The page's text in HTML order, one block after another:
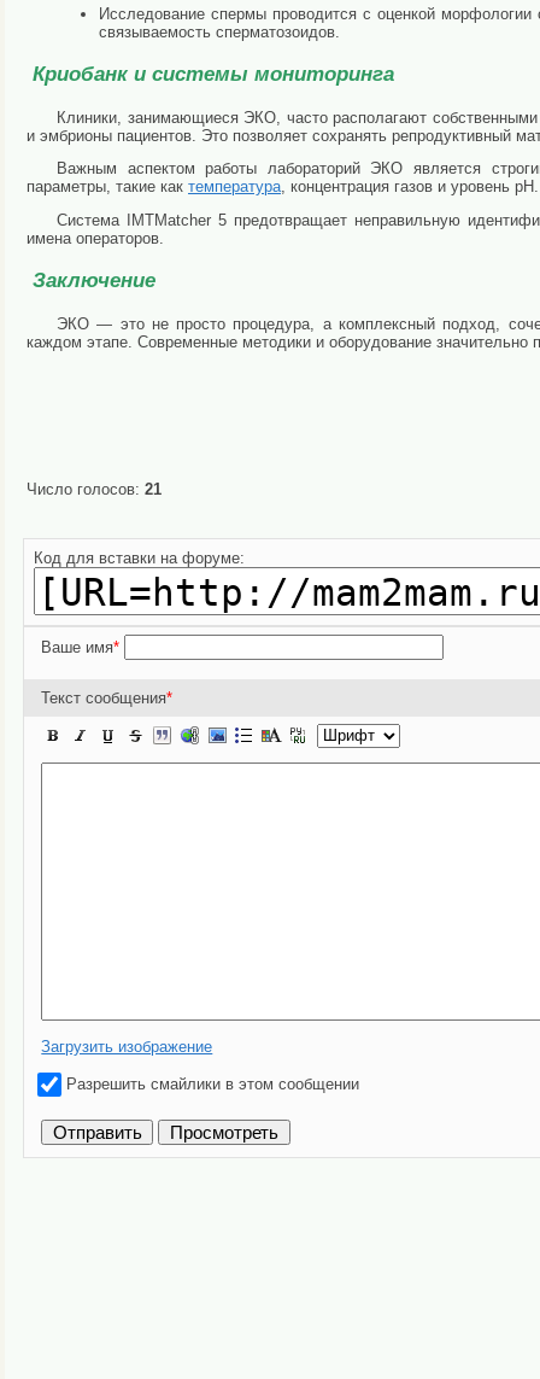
Исследование спермы проводится с оценкой
связываемость сперматозоидов.
Криобанк и системы мониторинга
Клиники, занимающиеся ЭКО, часто располагают
и эмбрионы пациентов. Это позволяет сохранять репродуктивный
Важным аспектом работы лабораторий ЭКО является
параметры, такие как температура, концентрация газов и уровень
Система IMTMatcher 5 предотвращает неправильную
имена операторов.
Заключение
ЭКО — это не просто процедура, а комплексный подход,
каждом этапе. Современные методики и оборудование
Число голосов: 21
Код для вставки на форуме:
Ваше имя*
Текст сообщения*
Загрузить изображение
Разрешить смайлики в этом сообщении